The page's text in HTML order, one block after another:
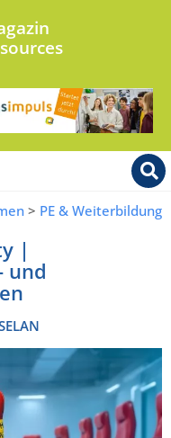
> PE & Weiterbildung
|
und